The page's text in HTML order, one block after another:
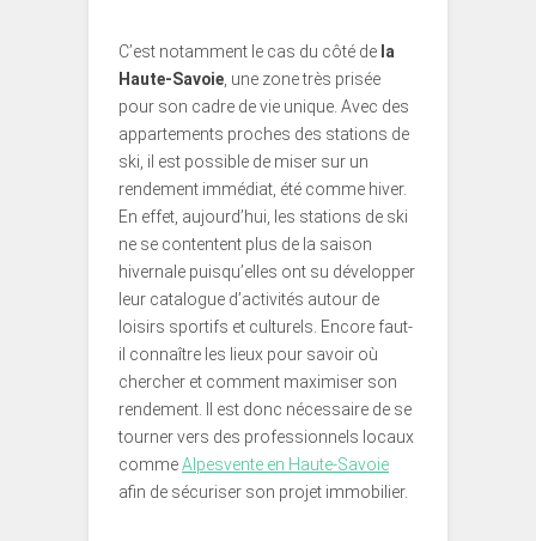
C’est notamment le cas du côté de la
Haute-Savoie, une zone très prisée
pour son cadre de vie unique. Avec des
appartements proches des stations de
ski, il est possible de miser sur un
rendement immédiat, été comme hiver.
En effet, aujourd’hui, les stations de ski
ne se contentent plus de la saison
hivernale puisqu’elles ont su développer
leur catalogue d’activités autour de
loisirs sportifs et culturels. Encore faut-
il connaître les lieux pour savoir où
chercher et comment maximiser son
rendement. Il est donc nécessaire de se
tourner vers des professionnels locaux
commeAlpesvente en Haute-Savoie
afin de sécuriser son projet immobilier.